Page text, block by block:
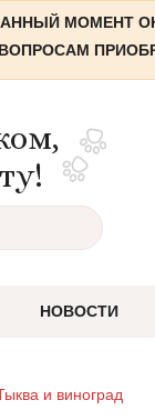
МОМЕНТ
НОВОСТИ
и виноград